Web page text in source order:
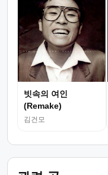
빗속의 여인
(Remake)
김건모